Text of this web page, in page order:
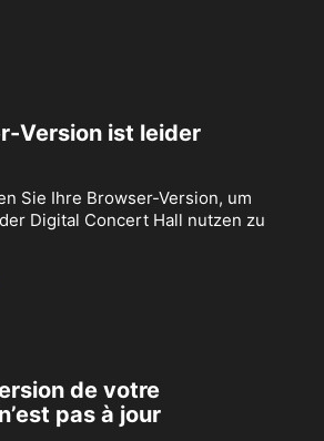
Version ist leider
Sie Ihre Browser-Version, um
Digital Concert Hall nutzen zu
de votre
pas à jour